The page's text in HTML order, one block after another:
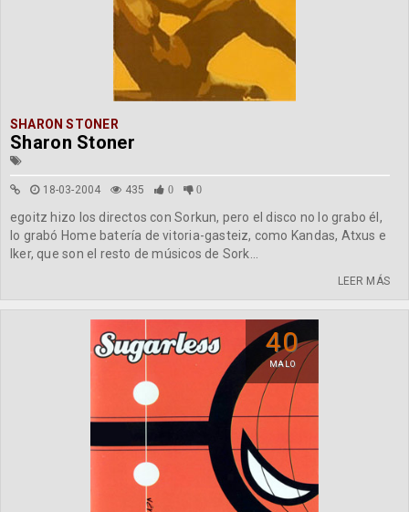
SHARON STONER
Sharon Stoner
18-03-2004 435 0 0
egoitz hizo los directos con Sorkun, pero el disco no lo grabo él,
lo grabó Home batería de vitoria-gasteiz, como Kandas, Atxus e
Iker, que son el resto de músicos de Sork...
LEER MÁS
40
MALO